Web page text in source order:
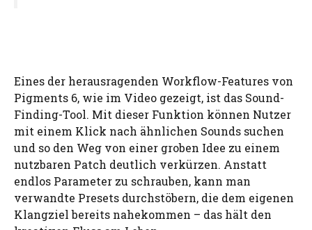
Eines der herausragenden Workflow-Features von
Pigments 6, wie im Video gezeigt, ist das Sound-
Finding-Tool. Mit dieser Funktion können Nutzer
mit einem Klick nach ähnlichen Sounds suchen
und so den Weg von einer groben Idee zu einem
nutzbaren Patch deutlich verkürzen. Anstatt
endlos Parameter zu schrauben, kann man
verwandte Presets durchstöbern, die dem eigenen
Klangziel bereits nahekommen – das hält den